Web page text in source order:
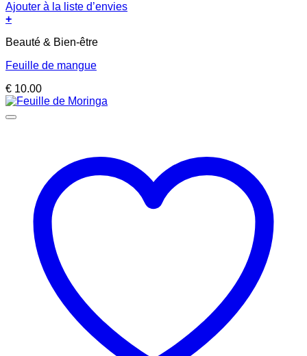
Ajouter à la liste d’envies
+
Beauté & Bien-être
Feuille de mangue
€ 10.00